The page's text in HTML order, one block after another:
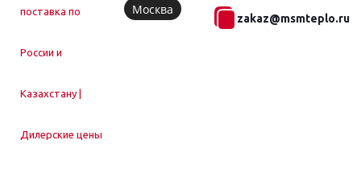
Москва
zakaz@msmteplo.ru